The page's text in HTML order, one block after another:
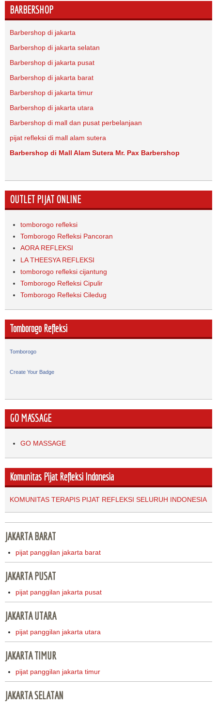
BARBERSHOP
Barbershop di jakarta
Barbershop di jakarta selatan
Barbershop di jakarta pusat
Barbershop di jakarta barat
Barbershop di jakarta timur
Barbershop di jakarta utara
Barbershop di mall dan pusat perbelanjaan
pijat refleksi di mall alam sutera
Barbershop di Mall Alam Sutera Mr. Pax Barbershop
OUTLET PIJAT ONLINE
tomborogo refleksi
Tomborogo Refleksi Pancoran
AORA REFLEKSI
LA THEESYA REFLEKSI
tomborogo refleksi cijantung
Tomborogo Refleksi Cipulir
Tomborogo Refleksi Ciledug
Tomborogo Refleksi
Tomborogo
Create Your Badge
GO MASSAGE
GO MASSAGE
Komunitas Pijat Refleksi Indonesia
KOMUNITAS TERAPIS PIJAT REFLEKSI SELURUH INDONESIA
JAKARTA BARAT
pijat panggilan jakarta barat
JAKARTA PUSAT
pijat panggilan jakarta pusat
JAKARTA UTARA
pijat panggilan jakarta utara
JAKARTA TIMUR
pijat panggilan jakarta timur
JAKARTA SELATAN